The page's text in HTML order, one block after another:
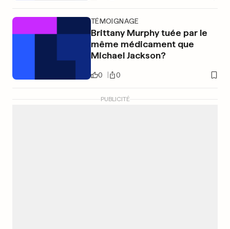
TÉMOIGNAGE
Brittany Murphy tuée par le
même médicament que
Michael Jackson?
0 0
PUBLICITÉ